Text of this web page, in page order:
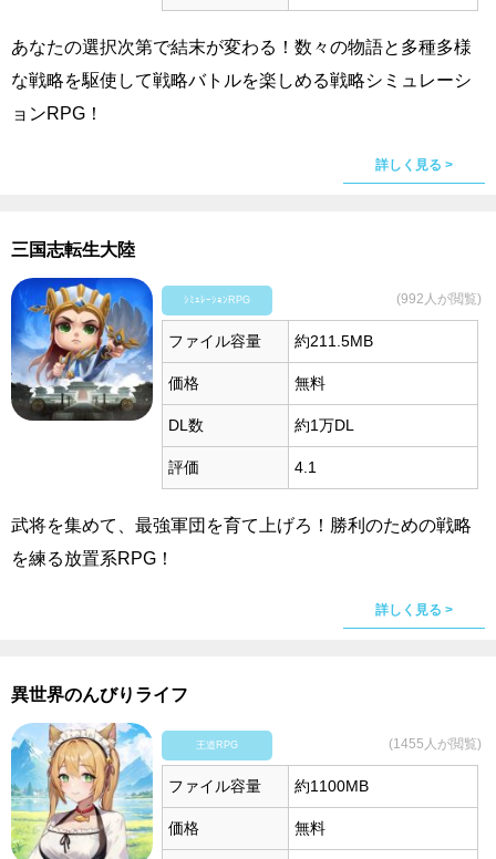
あなたの選択次第で結末が変わる！数々の物語と多種多様
な戦略を駆使して戦略バトルを楽しめる戦略シミュレーシ
ョンRPG！
詳しく見る >
三国志転生大陸
ｼﾐｭﾚｰｼｮﾝRPG (992人が閲覧)
ファイル容量 約211.5MB
価格 無料
DL数 約1万DL
評価 4.1
武将を集めて、最強軍団を育て上げろ！勝利のための戦略
を練る放置系RPG！
詳しく見る >
異世界のんびりライフ
王道RPG (1455人が閲覧)
ファイル容量 約1100MB
価格 無料